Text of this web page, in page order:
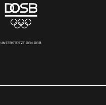
UNTERSTÜTZT DEN DBB